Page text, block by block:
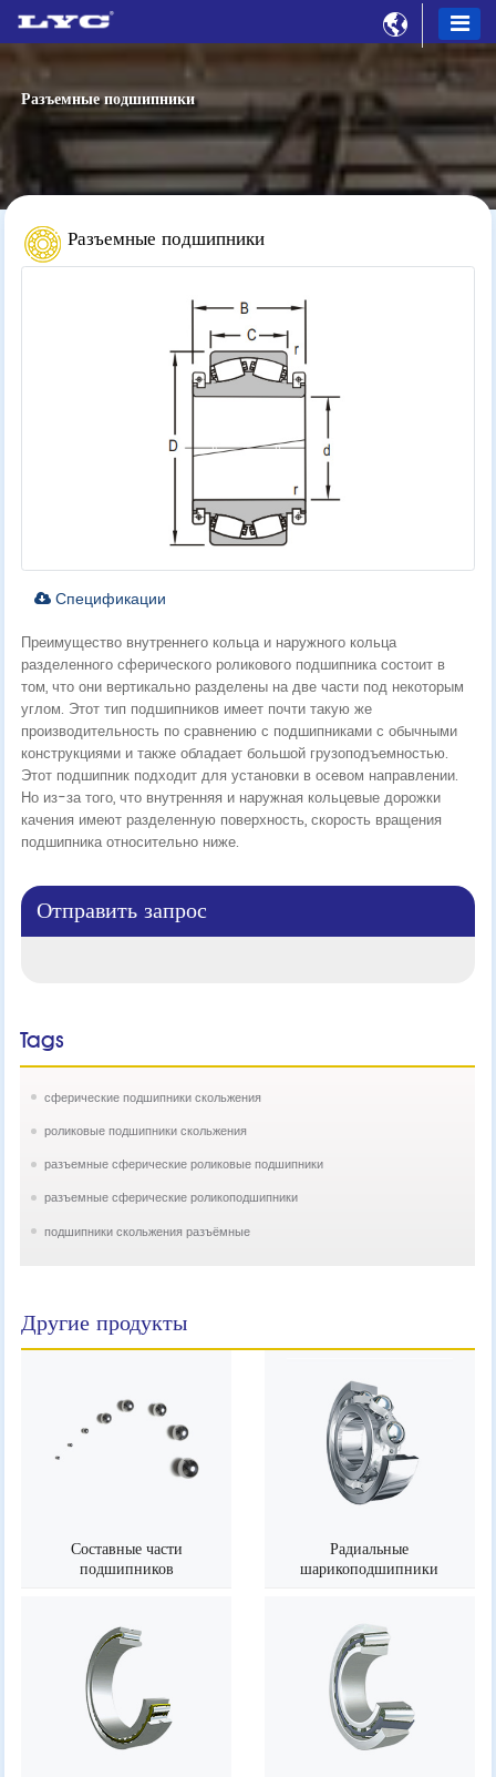

Разъемные подшипники
Разъемные подшипники
Спецификации
Преимущество внутреннего кольца и наружного кольца
разделенного сферического роликового подшипника состоит в
том, что они вертикально разделены на две части под некоторым
углом. Этот тип подшипников имеет почти такую же
производительность по сравнению с подшипниками с обычными
конструкциями и также обладает большой грузоподъемностью.
Этот подшипник подходит для установки в осевом направлении.
Но из-за того, что внутренняя и наружная кольцевые дорожки
качения имеют разделенную поверхность, скорость вращения
подшипника относительно ниже.
Отправить запрос
Tags
сферические подшипники скольжения
роликовые подшипники скольжения
разъемные сферические роликовые подшипники
разъемные сферические роликоподшипники
подшипники скольжения разъёмные
Другие продукты
Составные части
подшипников
Радиальные
шарикоподшипники